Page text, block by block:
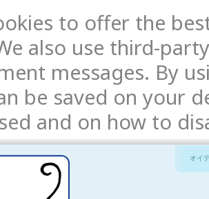
to offer the
also use third-
messages. By
be saved on your
and on how to
オイ